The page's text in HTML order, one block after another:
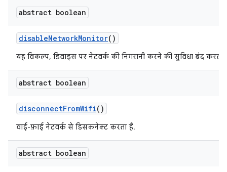
abstract boolean
disableNetworkMonitor()
यह विकल्प, डिवाइस पर नेटवर्क की निगरानी करने की सुविधा बंद करता
abstract boolean
disconnectFromWifi()
वाई-फ़ाई नेटवर्क से डिसकनेक्ट करता है.
abstract boolean